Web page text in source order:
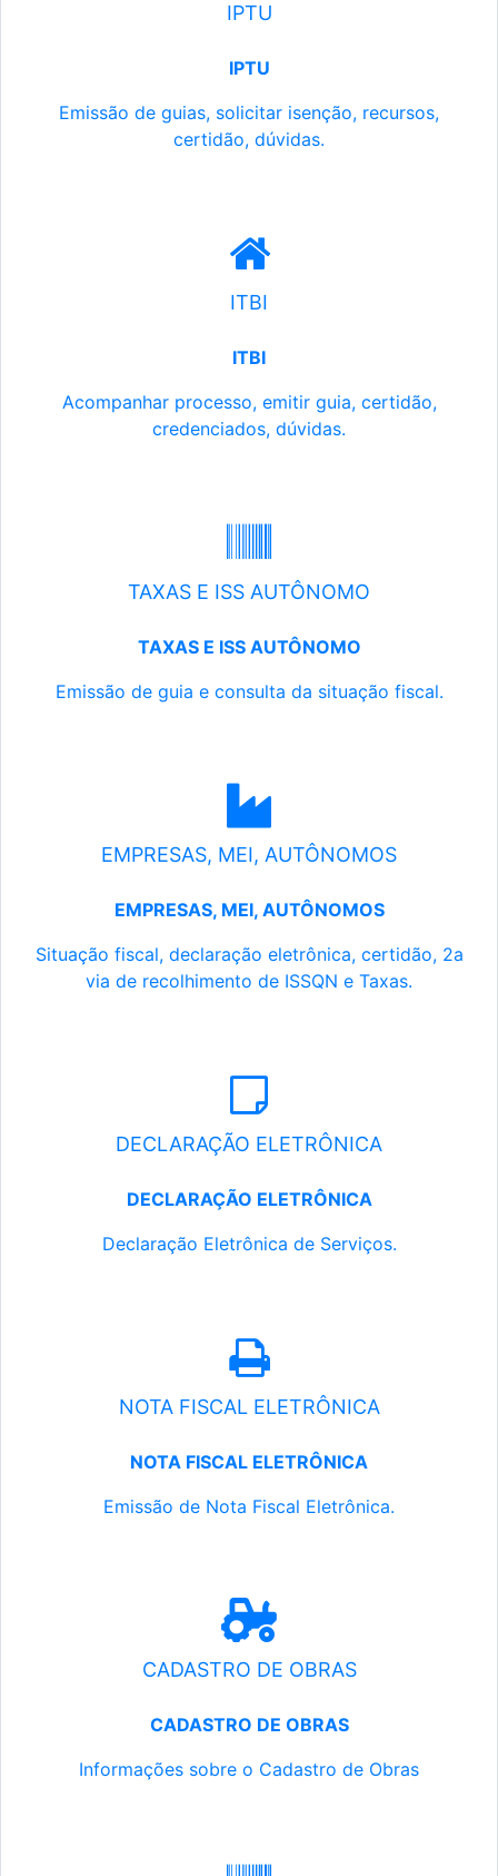
IPTU
IPTU
Emissão de guias, solicitar isenção, recursos,
certidão, dúvidas.
ITBI
ITBI
Acompanhar processo, emitir guia, certidão,
credenciados, dúvidas.
TAXAS E ISS AUTÔNOMO
TAXAS E ISS AUTÔNOMO
Emissão de guia e consulta da situação fiscal.
EMPRESAS, MEI, AUTÔNOMOS
EMPRESAS, MEI, AUTÔNOMOS
Situação fiscal, declaração eletrônica, certidão, 2a
via de recolhimento de ISSQN e Taxas.
DECLARAÇÃO ELETRÔNICA
DECLARAÇÃO ELETRÔNICA
Declaração Eletrônica de Serviços.
NOTA FISCAL ELETRÔNICA
NOTA FISCAL ELETRÔNICA
Emissão de Nota Fiscal Eletrônica.
CADASTRO DE OBRAS
CADASTRO DE OBRAS
Informações sobre o Cadastro de Obras